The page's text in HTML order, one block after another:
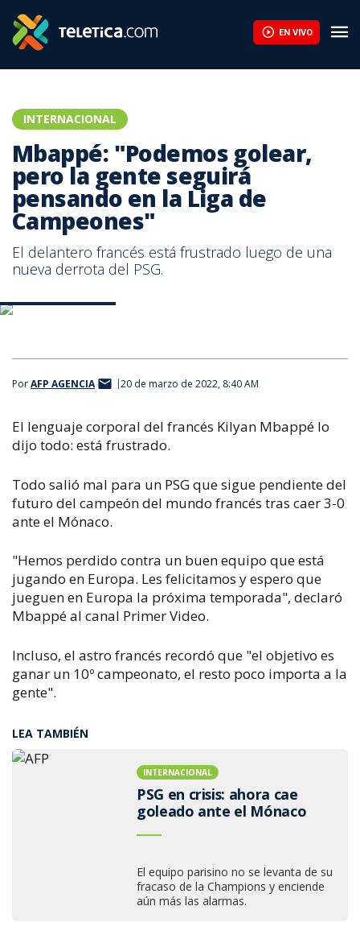
EN VIVO
INTERNACIONAL
Mbappé: "Podemos golear,
pero la gente seguirá
pensando en la Liga de
Campeones"
El delantero francés está frustrado luego de una
nueva derrota del PSG.
PorAFP AGENCIA 20 de marzo de 2022, 8:40 AM
El lenguaje corporal del francés Kilyan Mbappé lo
dijo todo: está frustrado.
Todo salió mal para un PSG que sigue pendiente del
futuro del campeón del mundo francés tras caer 3-0
ante el Mónaco.
"Hemos perdido contra un buen equipo que está
jugando en Europa. Les felicitamos y espero que
jueguen en Europa la próxima temporada", declaró
Mbappé al canal Primer Video.
Incluso, el astro francés recordó que "el objetivo es
ganar un 10º campeonato, el resto poco importa a la
gente".
LEA TAMBIÉN
INTERNACIONAL
PSG en crisis: ahora cae
goleado ante el Mónaco
El equipo parisino no se levanta de su
fracaso de la Champions y enciende
aún más las alarmas.